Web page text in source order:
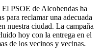
PSOE de Alcobendas ha
para reclamar una adecuada
nuestra ciudad. La campaña
hoy con la entrega en el
de los vecinos y vecinas.